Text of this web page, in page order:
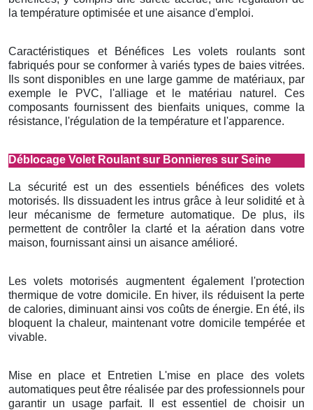
la température optimisée et une aisance d'emploi.
Caractéristiques et Bénéfices Les volets roulants sont
fabriqués pour se conformer à variés types de baies vitrées.
Ils sont disponibles en une large gamme de matériaux, par
exemple le PVC, l'alliage et le matériau naturel. Ces
composants fournissent des bienfaits uniques, comme la
résistance, l'régulation de la température et l'apparence.
Déblocage Volet Roulant sur Bonnieres sur Seine
La sécurité est un des essentiels bénéfices des volets
motorisés. Ils dissuadent les intrus grâce à leur solidité et à
leur mécanisme de fermeture automatique. De plus, ils
permettent de contrôler la clarté et la aération dans votre
maison, fournissant ainsi un aisance amélioré.
Les volets motorisés augmentent également l'protection
thermique de votre domicile. En hiver, ils réduisent la perte
de calories, diminuant ainsi vos coûts de énergie. En été, ils
bloquent la chaleur, maintenant votre domicile tempérée et
vivable.
Mise en place et Entretien L'mise en place des volets
automatiques peut être réalisée par des professionnels pour
garantir un usage parfait. Il est essentiel de choisir un